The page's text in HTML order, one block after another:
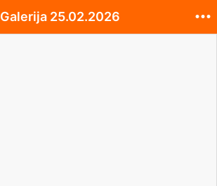
Galerija 25.02.2026